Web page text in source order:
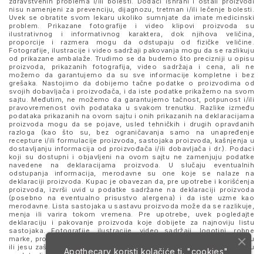
nisu namenjeni za prevenciju, dijagnozu, tretman i/ili lečenje bolesti.
Uvek se obratite svom lekaru ukoliko sumnjate da imate medicinski
problem. Prikazane fotografije i video klipovi proizvoda su
ilustrativnog i informativnog karaktera, dok njihova veličina,
proporcije i razmera mogu da odstupaju od fizičke veličine.
Fotografije, ilustracije i video sadržaji pakovanja mogu da se razlikuju
od prikazane ambalaže. Trudimo se da budemo što precizniji u opisu
proizvoda, prikazanih fotografija, video sadržaja i cena, ali ne
možemo da garantujemo da su sve informacije kompletne i bez
grešaka. Nastojimo da dobijemo tačne podatke o proizvodima od
svojih dobavljača i proizvođača, i da iste podatke prikažemo na svom
sajtu. Međutim, ne možemo da garantujemo tačnost, potpunost i/ili
pravovremenost ovih podataka u svakom trenutku. Razlike između
podataka prikazanih na ovom sajtu i onih prikazanih na deklaracijama
proizvoda mogu da se pojave, usled tehničkih i drugih opravdanih
razloga (kao što su, bez ograničavanja samo na unapređenje
recepture i/ili formulacije proizvoda, sastojaka proizvoda, kašnjenja u
dostavljanju informacija od proizvođača i/ili dobavljača i dr.). Podaci
koji su dostupni i objavljeni na ovom sajtu ne zamenjuju podatke
navedene na deklaracijama proizvoda. U slučaju eventualnih
odstupanja informacija, merodavne su one koje se nalaze na
deklaraciji proizvoda. Kupac je obavezan da, pre upotrebe i korišćenja
proizvoda, izvrši uvid u podatke sadržane na deklaraciji proizvoda
(posebno na eventualno prisustvo alergena) i da iste uzme kao
merodavne. Lista sastojaka u sastavu proizvoda može da se razlikuje,
menja ili varira tokom vremena. Pre upotrebe, uvek pogledajte
deklaraciju i pakovanje proizvoda koje dobijete za najnoviju listu
sastojaka. Fotografije, ilustracije, video sadržaji, logotipi, robne
marke, proizvodi i nazivi prikazani i pomenuti na sajtu mogu da budu
ili jesu zaštitni znaci njihovih kompanija. Proizvodi prikazani na sajtu
Apothecary koristi kolačiće tj. "cookies"